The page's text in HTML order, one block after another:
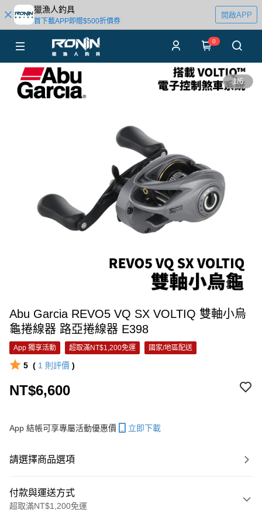
獵漁人釣具
首下載APP即贈$500折價券
開啟APP
0
1/6
Abu Garcia REVO5 VQ SX VOLTIQ 雙軸小烏
龜捲線器 路亞捲線器 E398
App 獨享活動 超取滿NT$1,200免運 國家/地區配送
5 ( 1 則評價 )
NT$6,600
App 結帳可享專屬活動優惠價 立即下載
請選擇商品選項
付款與運送方式
超取滿NT$1,200免運